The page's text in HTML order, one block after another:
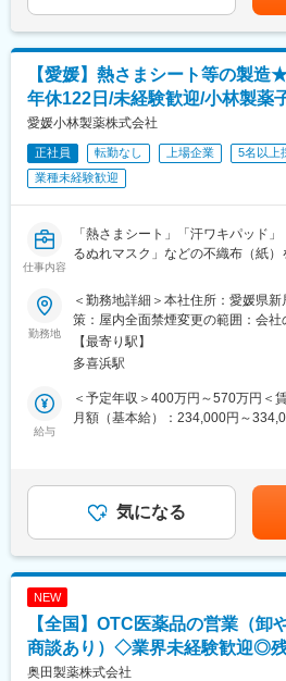
・冷暖房完備のきれいな工場で、
いです
■同社について：
同社は、小林製薬グループの一員と
た様々な衛生用品を製造している
しい『快』を提供する」という経営
けた「快」の提供をたえまなく追求
存在意義であると考えています。
変更の範囲：会社の定める業務
生産1G：69名（所属平均年齢40歳
年齢38歳）
■やりがい：
「熱さまシート」「のどぬーるぬれ
ッグストアで小林製薬の製品を見か
しょうか？
自分の手で作り上げることができ
・スペシャリストとして専門性を
ダー候補として様々な経験を積むこ
※年に1回のキャリア自己申告や上
おりますので、他の職種へのキャリ
■働く環境：
※製造ラインによって異なります。
・自分が携わった商品が目に見え
・育休産休取得率、復帰率ともに
・冷暖房完備のきれいな工場で、
・社内改善策の積極公募（昨年度
■同社について：
金額であり、選考を通じて上下す
は固定手当を含めた表記です。
【愛媛】熱さまシート等の製
年休122日/未経験歓迎/小林製薬
愛媛小林製薬株式会社
正社員 転勤なし 上場企業 5名以上
業種未経験歓迎
仕事内容
「熱さまシート」「汗ワキパッド
るぬれマスク」などの不織布（紙
や機械操作がメインです。製品に
れる/原料を量る等、人力の工程も
未経験の方はまずオペレーション
いて先輩からのOJTで習得します。
から来られた方も活躍中なのでご安
慣れてくると下記のようなマネジメ
・設備の保守・保全
・月1回の勉強会等によるメンバー
・原材料、資材の確認、機械へのセ
■組織構成：
生産1G：69名（所属平均年齢40歳
勤務地
＜勤務地詳細＞本社住所：愛媛県
策：屋内全面禁煙変更の範囲：会社
【最寄り駅】
多喜浜駅
給与
＜予定年収＞400万円～570万円＜
月額（基本給）：234,000円～
（月給35万＋賞与）800万円 入社
給50万＋賞与）1000万円 入社20年
賞与）賃金はあくまでも目安の金額
る可能性があります。月給(月額)は
気になる
NEW
【全国】OTC医薬品の営業（卸
商談あり）◇業界未経験歓迎◎
奥田製薬株式会社